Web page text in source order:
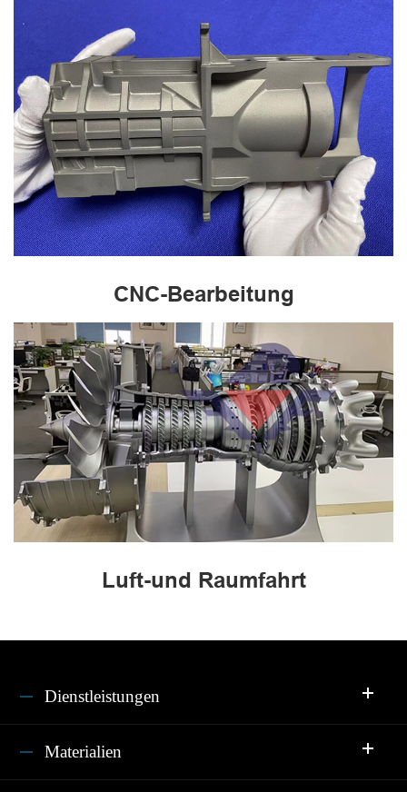
CNC-Bearbeitung
Luft-und Raumfahrt
Dienstleistungen
Materialien